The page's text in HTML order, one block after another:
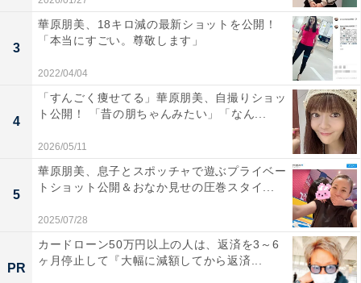
3
華原朋美、18キロ減の最新ショットを公開！
「本当にすごい。尊敬します」
2022/04/04
4
「すんごく痩せてる」華原朋美、自撮りショッ
ト公開！ 「昔の朋ちゃんみたい」「なん...
2026/05/11
5
華原朋美、息子とスポッチャで遊ぶプライベー
トショット公開＆おなか見せの圧巻スタイ...
2025/07/28
PR
カードローン50万円以上の人は、返済を3～6
ヶ月停止して『大幅に減額してから返済...